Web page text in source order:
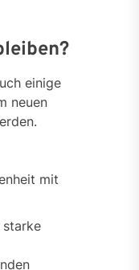
einige
neuen
mit